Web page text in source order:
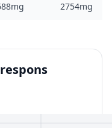
2754mg